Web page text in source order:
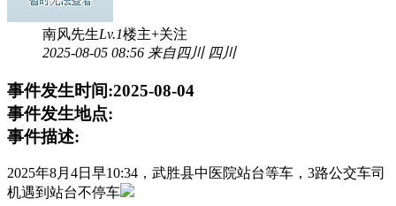
南风先生Lv.1楼主+关注
2025-08-05 08:56 来自四川 四川
事件发生时间:2025-08-04
事件发生地点:
事件描述:
2025年8月4日早10:34，武胜县中医院站台等车，3路公交车司
机遇到站台不停车